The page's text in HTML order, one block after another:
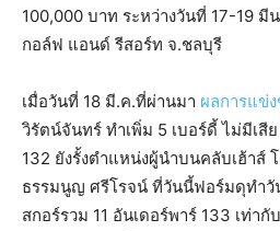
100,000 บาท ระหว่างวันที่ 17-19
กอล์ฟ แอนด์ รีสอร์ท จ.ชลบุรี
เมื่อวันที่ 18 มี.ค.ที่ผ่านมา ผลการแข่
วิรัตน์จันทร์ ทำเพิ่ม 5 เบอร์ดี้ ไม่มีเสี
132 ยังรั้งตำแหน่งผู้นำบนคลับเฮ้าส์
ธรรมนูญ ศรีโรจน์ ที่วันนี้ฟอร์มดุทำวั
สกอร์รวม 11 อันเดอร์พาร์ 133 เท่า